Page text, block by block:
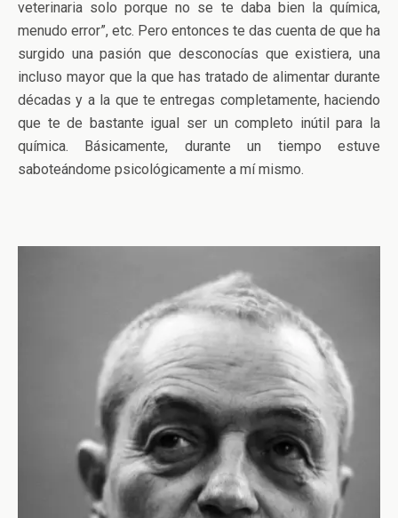
veterinaria solo porque no se te daba bien la química,
menudo error”, etc. Pero entonces te das cuenta de que ha
surgido una pasión que desconocías que existiera, una
incluso mayor que la que has tratado de alimentar durante
décadas y a la que te entregas completamente, haciendo
que te de bastante igual ser un completo inútil para la
química. Básicamente, durante un tiempo estuve
saboteándome psicológicamente a mí mismo.